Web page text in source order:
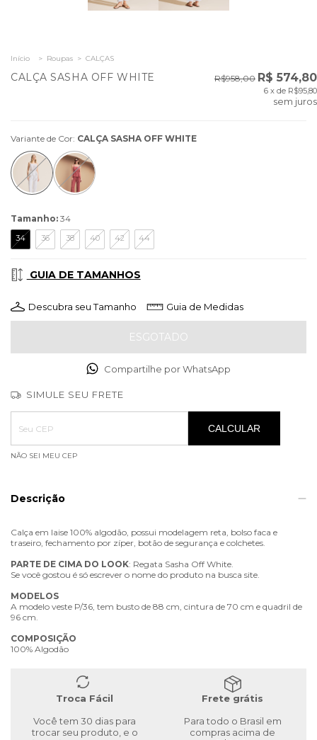
Início > Roupas > CALÇAS
CALÇA SASHA OFF WHITE R$958,00 R$ 574,80
6 x de R$95,80
sem juros
Variante de Cor: CALÇA SASHA OFF WHITE
Tamanho: 34
34 36 38 40 42 44
GUIA DE TAMANHOS
Descubra seu Tamanho Guia de Medidas
Compartilhe por WhatsApp
SIMULE SEU FRETE
Entregas para o CEP:
ALTERAR CEP
CALCULAR
NÃO SEI MEU CEP
Descrição
Calça em laise 100% algodão, possui modelagem reta, bolso faca e
traseiro, fechamento por zíper, botão de segurança e colchetes.
PARTE DE CIMA DO LOOK: Regata Sasha Off White.
Se você gostou é só escrever o nome do produto na busca site.
MODELOS
A modelo veste P/36, tem busto de 88 cm, cintura de 70 cm e quadril de
96 cm.
COMPOSIÇÃO
100% Algodão
Troca Fácil
Você tem 30 dias para
trocar seu produto, e o
Frete grátis
Para todo o Brasil em
compras acima de